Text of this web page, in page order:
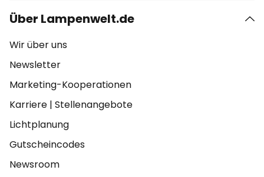
Über Lampenwelt.de
Wir über uns
Newsletter
Marketing-Kooperationen
Karriere | Stellenangebote
Lichtplanung
Gutscheincodes
Newsroom